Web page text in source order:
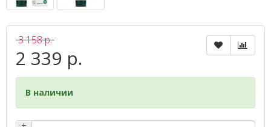
3 158 р.
2 339 р.
В наличии